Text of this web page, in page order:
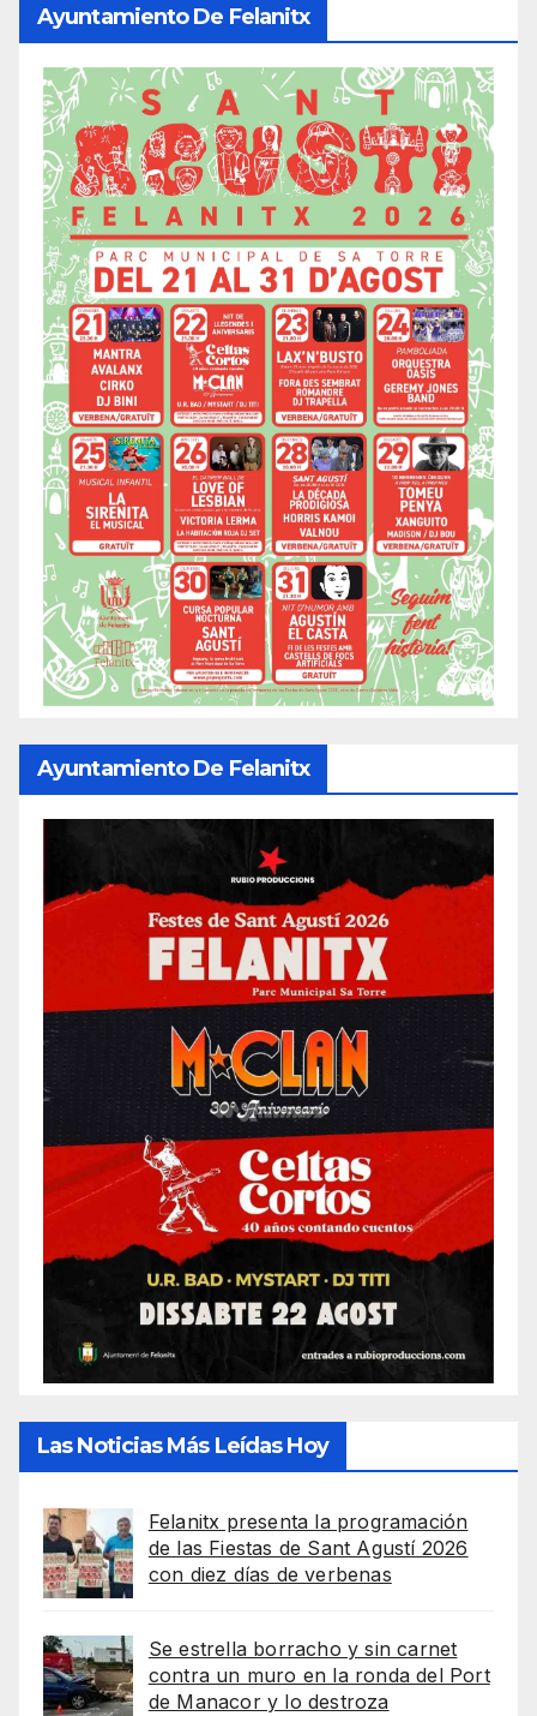
Ayuntamiento De Felanitx
Ayuntamiento De Felanitx
Las Noticias Más Leídas Hoy
Felanitx presenta la programación
de las Fiestas de Sant Agustí 2026
con diez días de verbenas
Se estrella borracho y sin carnet
contra un muro en la ronda del Port
de Manacor y lo destroza